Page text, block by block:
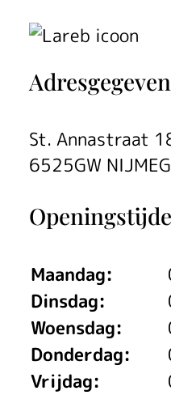
St. Annastraat
6525GW
Maandag:
Dinsdag:
Woensdag:
Donderdag:
Vrijdag: